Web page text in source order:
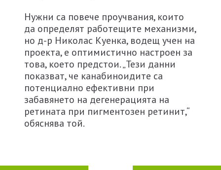
Нужни са повече проучвания, които
да определят работещите механизми,
но д-р Николас Куенка, водещ учен на
проекта, е оптимистично настроен за
това, което предстои. „Тези данни
показват, че канабиноидите са
потенциално ефективни при
забавянето на дегенерацията на
ретината при пигментозен ретинит,“
обяснява той.